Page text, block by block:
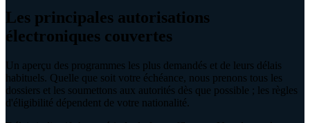
Les principales autorisations
électroniques couvertes
Un aperçu des programmes les plus demandés et de leurs délais
habituels. Quelle que soit votre échéance, nous prenons tous les
dossiers et les soumettons aux autorités dès que possible ; les règles
d'éligibilité dépendent de votre nationalité.